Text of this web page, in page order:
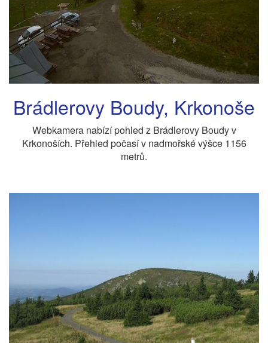
Brádlerovy Boudy, Krkonoše
Webkamera nabízí pohled z Brádlerovy Boudy v
Krkonoších. Přehled počasí v nadmořské výšce 1156
metrů.